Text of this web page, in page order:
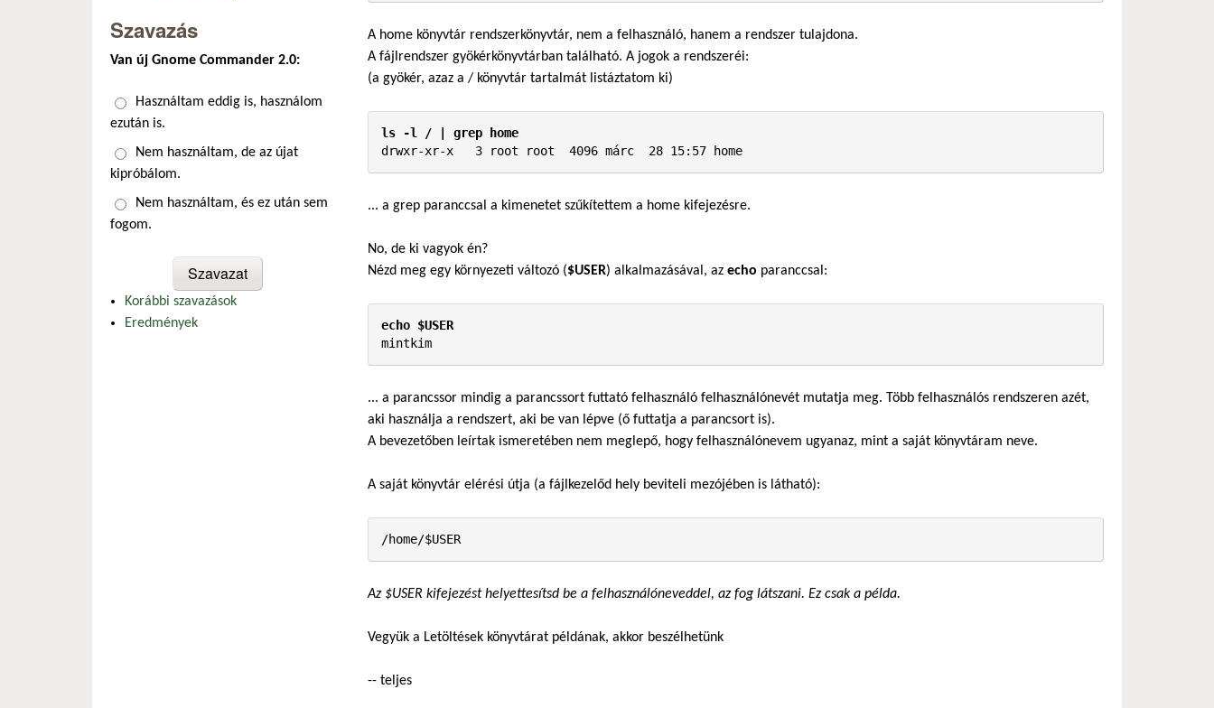
A home könyvtár rendszerkönyvtár, nem a felhasználó, hanem a rendszer tulajdona.
A fájlrendszer gyökérkönyvtárban található. A jogok a rendszeréi:
(a gyökér, azaz a / könyvtár tartalmát listáztatom ki)
ls -l / | grep home
drwxr-xr-x   3 root root  4096 márc  28 15:57 home
... a grep paranccsal a kimenetet szűkítettem a home kifejezésre.
No, de ki vagyok én?
Nézd meg egy környezeti változó ($USER) alkalmazásával, az echo paranccsal:
echo $USER
mintkim
... a parancssor mindig a parancssort futtató felhasználó felhasználónevét mutatja meg. Több felhasználós rendszeren azét,
aki használja a rendszert, aki be van lépve (ő futtatja a parancsort is).
A bevezetőben leírtak ismeretében nem meglepő, hogy felhasználónevem ugyanaz, mint a saját könyvtáram neve.
A saját könyvtár elérési útja (a fájlkezelőd hely beviteli mezójében is látható):
/home/$USER
Az $USER kifejezést helyettesítsd be a felhasználóneveddel, az fog látszani. Ez csak a példa.
Vegyük a Letöltések könyvtárat példának, akkor beszélhetünk
-- teljes
Szavazás
Van új Gnome Commander 2.0:
Választások
Használtam eddig is, használom
ezután is.
Nem használtam, de az újat
kipróbálom.
Nem használtam, és ez után sem
fogom.
Korábbi szavazások
Eredmények